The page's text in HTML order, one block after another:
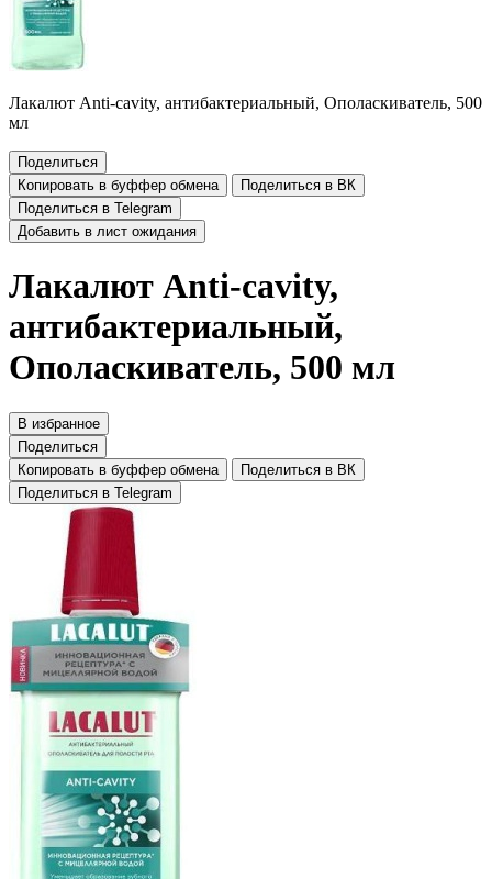
Лакалют Anti-cavity, антибактериальный, Ополаскиватель, 500
мл
Поделиться
Копировать в буффер обмена
Поделиться в ВК
Поделиться в Telegram
Добавить в лист ожидания
Лакалют Anti-cavity,
антибактериальный,
Ополаскиватель, 500 мл
В избранное
Поделиться
Копировать в буффер обмена
Поделиться в ВК
Поделиться в Telegram